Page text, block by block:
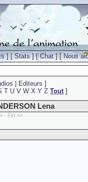
] [Stats] [Chat] [Nous
Editeurs ]
T U V W X Y Z Tout]
Lena
- Fin >>